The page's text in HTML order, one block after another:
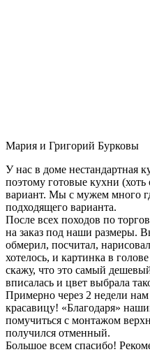
Мария и Григорий Бурковы
У нас в доме нестандартная
поэтому готовые кухни
вариант. Мы с мужем много
подходящего варианта.
После всех походов по
на заказ под наши размеры.
обмерил, посчитал,
хотелось, и картинка в
скажу, что это самый
вписалась и цвет выбрала
Примерно через 2 недели
красавицу! «Благодаря»
помучиться с монтажом
получился отменный.
Большое всем спасибо!